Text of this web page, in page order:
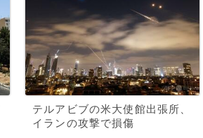
テルアビブの米大使館出張所、
イランの攻撃で損傷